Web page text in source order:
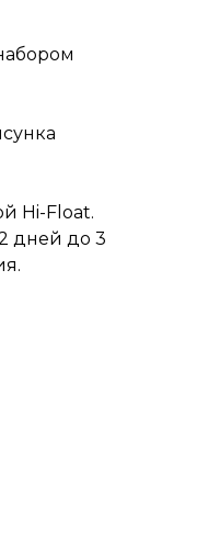
Hi-Float.
дней до 3